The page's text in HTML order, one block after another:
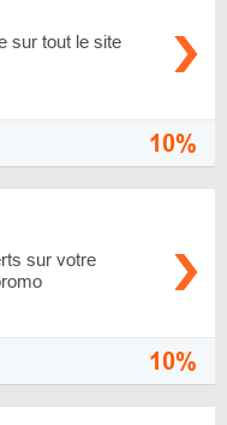
sur tout le site
10%
sur votre
10%